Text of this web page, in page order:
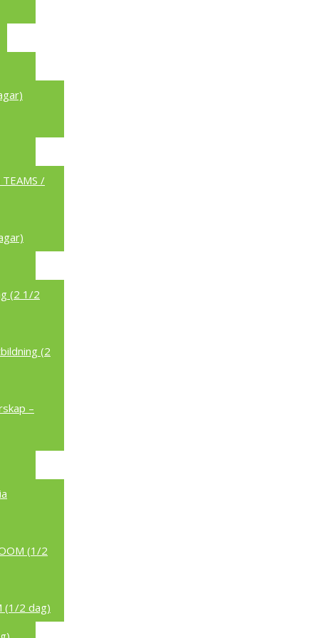
/
(2 1/2
(2
–
(1/2
(1/2 dag)